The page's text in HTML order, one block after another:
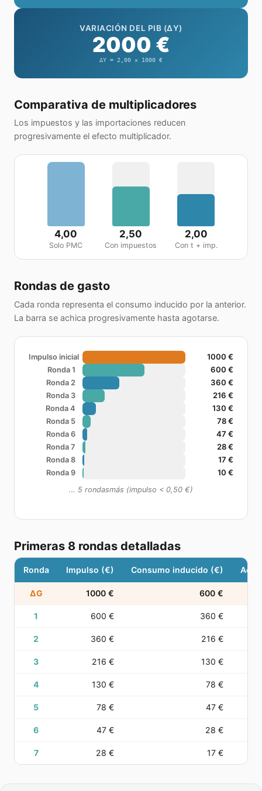
VARIACIÓN DEL PIB (ΔY)
2000 €
ΔY = 2,00 × 1000 €
Comparativa de multiplicadores
Los impuestos y las importaciones reducen
progresivamente el efecto multiplicador.
4,00
Solo PMC
2,50
Con impuestos
2,00
Con t + imp.
Rondas de gasto
Cada ronda representa el consumo inducido por la anterior.
La barra se achica progresivamente hasta agotarse.
Impulso inicial 1000 €
Ronda 1 600 €
Ronda 2 360 €
Ronda 3 216 €
Ronda 4 130 €
Ronda 5 78 €
Ronda 6 47 €
Ronda 7 28 €
Ronda 8 17 €
Ronda 9 10 €
… 5 rondasmás (impulso < 0,50 €)
Primeras 8 rondas detalladas
Ronda Impulso (€) Consumo inducido (€)
ΔG 1000 € 600 €
1 600 € 360 €
2 360 € 216 €
3 216 € 130 €
4 130 € 78 €
5 78 € 47 €
6 47 € 28 €
7 28 € 17 €